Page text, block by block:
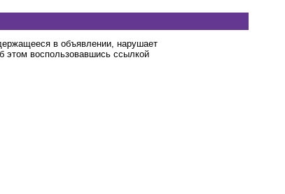
в объявлении, нарушает
воспользовавшись ссылкой